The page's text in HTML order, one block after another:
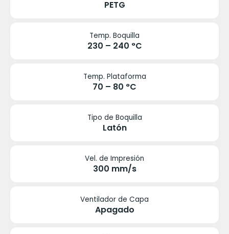
PETG
Temp. Boquilla
230 – 240 °C
Temp. Plataforma
70 – 80 °C
Tipo de Boquilla
Latón
Vel. de Impresión
300 mm/s
Ventilador de Capa
Apagado